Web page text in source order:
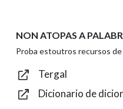
Texto de verificación
NON ATOPAS A
Proba estoutros recursos de
Tergal
Dicionario de